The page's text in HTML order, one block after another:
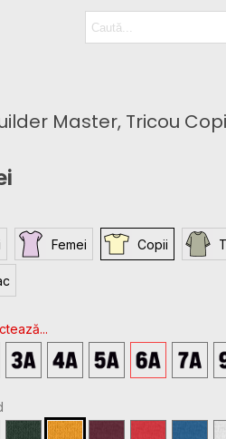
Master, Tricou
Femei Copii
4T
5T
6T
XS
S
M
Forest
Gold